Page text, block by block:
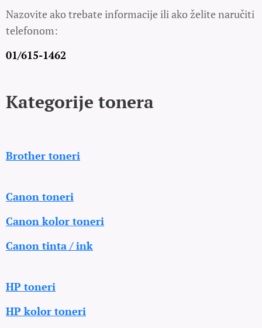
Nazovite ako trebate informacije ili ako želite naručiti
telefonom:
01/615-1462
Kategorije tonera
Brother toneri
Canon toneri
Canon kolor toneri
Canon tinta / ink
HP toneri
HP kolor toneri